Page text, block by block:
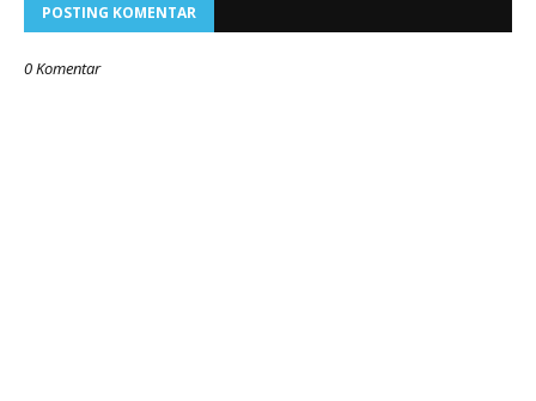
POSTING KOMENTAR
0 Komentar